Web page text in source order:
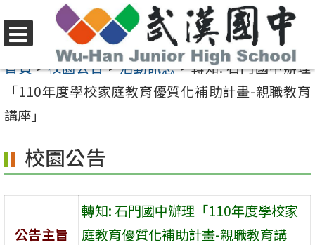
至
內
區
選
單
首頁>校園公告>活動訊息>轉知: 石門國中辦理
「110年度學校家庭教育優質化補助計畫-親職教育
講座」
校園公告
公告主旨
轉知: 石門國中辦理「110年度學校家
庭教育優質化補助計畫-親職教育講